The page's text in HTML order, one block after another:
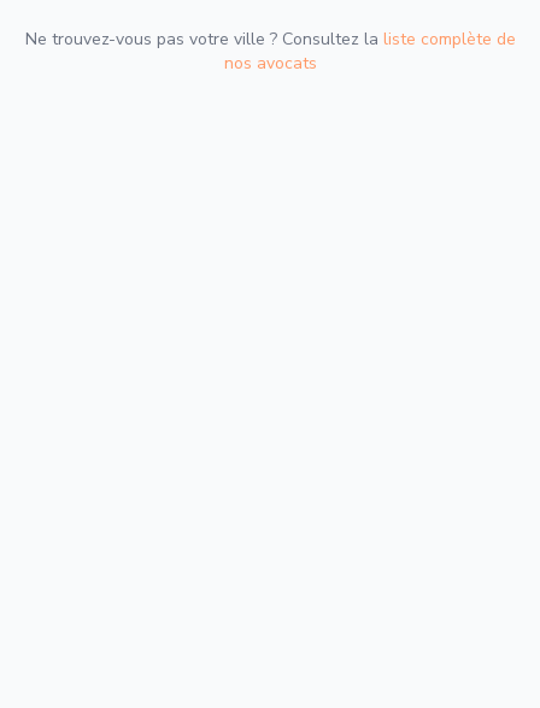
Ne trouvez-vous pas votre ville ? Consultez la liste complète de
nos avocats